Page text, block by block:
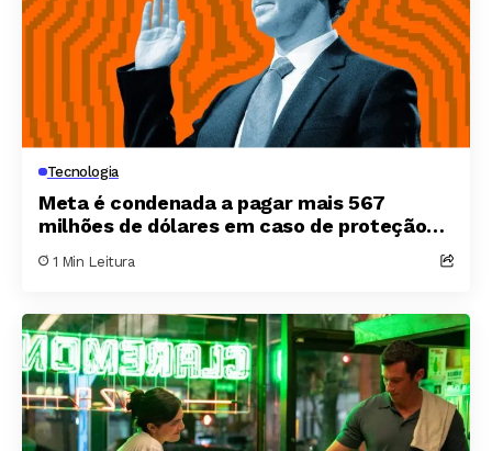
Tecnologia
Meta é condenada a pagar mais 567
milhões de dólares em caso de proteção
1 Min Leitura